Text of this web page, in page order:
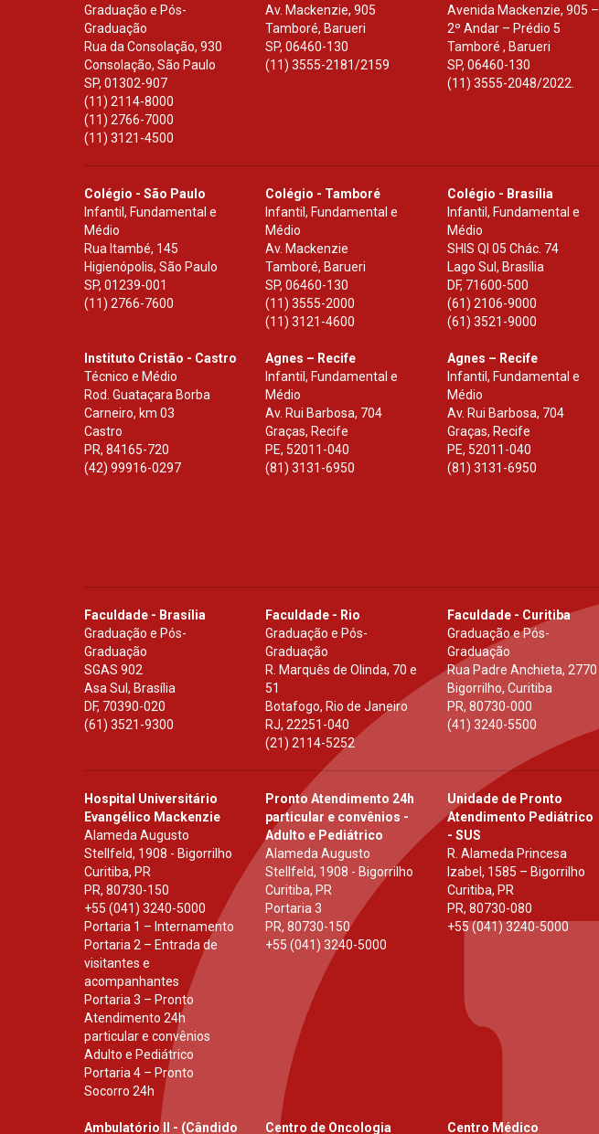
Graduação e Pós-
Graduação
Rua da Consolação, 930
Consolação, São Paulo
SP, 01302-907
(11) 2114-8000
(11) 2766-7000
(11) 3121-4500
Av. Mackenzie, 905
Tamboré, Barueri
SP,06460-130
(11) 3555-2181/2159
Avenida Mackenzie, 905 –
2º Andar – Prédio 5
Tamboré , Barueri
SP, 06460-130
(11) 3555-2048/2022.
Colégio - São Paulo
Infantil, Fundamental e
Médio
Rua Itambé, 145
Higienópolis, São Paulo
SP, 01239-001
(11) 2766-7600
Colégio - Tamboré
Infantil, Fundamental e
Médio
Av. Mackenzie
Tamboré, Barueri
SP,06460-130
(11) 3555-2000
(11) 3121-4600
Colégio - Brasília
Infantil, Fundamental e
Médio
SHIS Ql 05 Chác. 74
Lago Sul, Brasília
DF, 71600-500
(61) 2106-9000
(61) 3521-9000
Instituto Cristão - Castro
Técnico e Médio
Rod. Guataçara Borba
Carneiro, km 03
Castro
PR, 84165-720
(42) 99916-0297
Agnes – Recife
Infantil, Fundamental e
Médio
Av. Rui Barbosa, 704
Graças, Recife
PE, 52011-040
(81) 3131-6950
Agnes – Recife
Infantil, Fundamental e
Médio
Av. Rui Barbosa, 704
Graças, Recife
PE, 52011-040
(81) 3131-6950
Faculdade - Brasília
Graduação e Pós-
Graduação
SGAS 902
Asa Sul, Brasília
DF, 70390-020
(61) 3521-9300
Faculdade - Rio
Graduação e Pós-
Graduação
R. Marquês de Olinda, 70 e
51
Botafogo, Rio de Janeiro
RJ,22251-040
(21) 2114-5252
Faculdade - Curitiba
Graduação e Pós-
Graduação
Rua Padre Anchieta, 2770
Bigorrilho, Curitiba
PR, 80730-000
(41) 3240-5500
Hospital Universitário
Evangélico Mackenzie
Alameda Augusto
Stellfeld, 1908 - Bigorrilho
Curitiba, PR
PR, 80730-150
+55 (041) 3240-5000
Portaria 1 – Internamento
Portaria 2 – Entrada de
visitantes e
acompanhantes
Portaria 3 – Pronto
Atendimento 24h
particular e convênios
Adulto e Pediátrico
Portaria 4 – Pronto
Socorro 24h
Pronto Atendimento 24h
particular e convênios -
Adulto e Pediátrico
Alameda Augusto
Stellfeld, 1908 - Bigorrilho
Curitiba, PR
Portaria 3
PR,80730-150
+55 (041) 3240-5000
Unidade de Pronto
Atendimento Pediátrico
- SUS
R. Alameda Princesa
Izabel, 1585 – Bigorrilho
Curitiba, PR
PR, 80730-080
+55 (041) 3240-5000
Ambulatório II - (Cândido Centro de Oncologia Centro Médico